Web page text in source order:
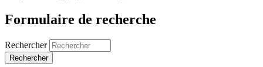
Formulaire de recherche
Rechercher